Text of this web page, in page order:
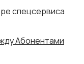
спецсервиса
Абонентами